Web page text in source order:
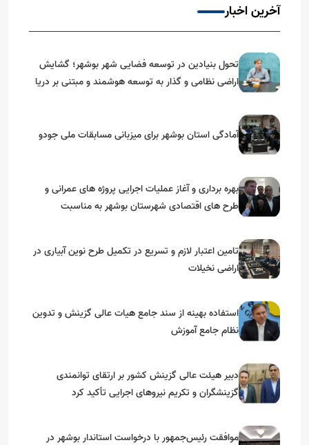
آخرین اخبار
تحول بنیادین در توسعه فضایی شهر بوشهر؛ گشایش
اراضی نظامی و گذار به توسعه هوشمند و مبتنی بر دریا
آمادگی استان بوشهر برای میزبانی مسابقات ملی جودو
بهره برداری و آغاز عملیات اجرایی پروژه های عمرانی و
طرح های اقتصادی شهرستان بوشهر به مناسبت
تامین اعتبار لازم و تسریع در تکمیل طرح نوین آبیاری در
اراضی نخیلات
استفاده بهینه از سند جامع هیات عالی گزینش و‌ تدوین
نظام جامع آموزش
دبیر هیئت عالی گزینش کشور بر ارتقای توانمندی
گزینشگران و تکریم نیروهای اجرایی تأکید کرد
موافقت رئیس‌جمهور با درخواست استاندار بوشهر در